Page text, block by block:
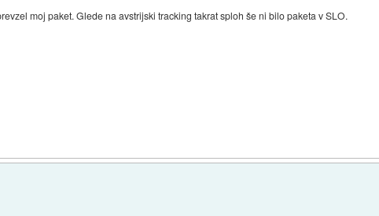
moj paket. Glede na avstrijski tracking takrat sploh še ni bilo paketa v SLO.